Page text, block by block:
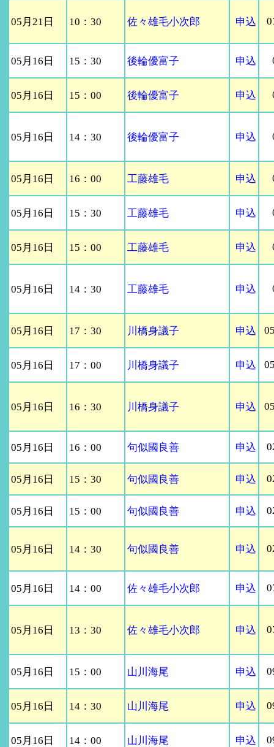
05月21日 10：30 佐々雄毛小次郎 申込
05月16日 15：30 後輪優富子 申込
05月16日 15：00 後輪優富子 申込
05月16日 14：30 後輪優富子 申込
05月16日 16：00 工藤雄毛 申込
05月16日 15：30 工藤雄毛 申込
05月16日 15：00 工藤雄毛 申込
05月16日 14：30 工藤雄毛 申込
05月16日 17：30 川橋身議子 申込
05月16日 17：00 川橋身議子 申込
05月16日 16：30 川橋身議子 申込
05月16日 16：00 句似國良善 申込
05月16日 15：30 句似國良善 申込
05月16日 15：00 句似國良善 申込
05月16日 14：30 句似國良善 申込
05月16日 14：00 佐々雄毛小次郎 申込
05月16日 13：30 佐々雄毛小次郎 申込
05月16日 15：00 山川海尾 申込
05月16日 14：30 山川海尾 申込
05月16日 14：00 山川海尾 申込